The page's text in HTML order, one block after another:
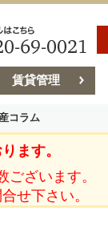
賃貸管理
コラム
ムます。
ざいます。
せ下さい。